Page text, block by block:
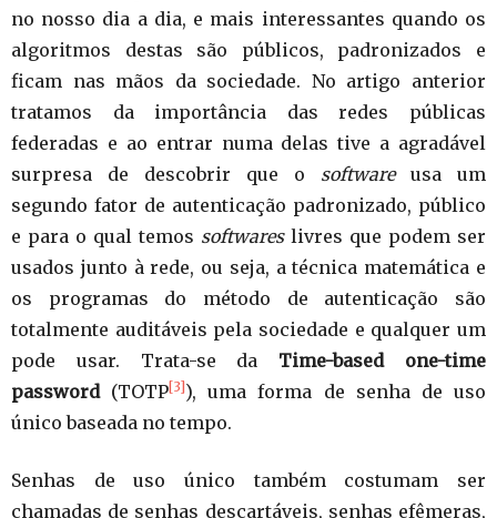
no nosso dia a dia, e mais interessantes quando os
algoritmos destas são públicos, padronizados e
ficam nas mãos da sociedade. No artigo anterior
tratamos da importância das redes públicas
federadas e ao entrar numa delas tive a agradável
surpresa de descobrir que o softwareusa um
segundo fator de autenticação padronizado, público
e para o qual temos softwareslivres que podem ser
usados junto à rede, ou seja, a técnica matemática e
os programas do método de autenticação são
totalmente auditáveis pela sociedade e qualquer um
pode usar.
Trata-se da Time-based one-time
password(TOTP[3]), uma forma de senha de uso
único baseada no tempo.
Senhas de uso único também costumam ser
chamadas de senhas descartáveis, senhas efêmeras,